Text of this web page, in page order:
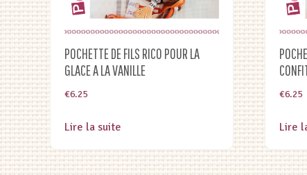
POCHETTE DE FILS RICO POUR LA
GLACE A LA VANILLE
€6.25
Lire la suite
€6.25
Lire